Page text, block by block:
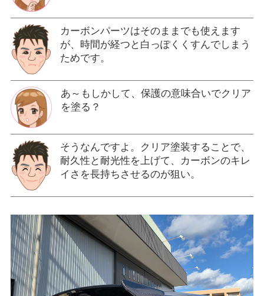
カーボンパーツはそのままでも使えます
が、時間が経つと白っぽくくすんでしまう
ためです。
あ～もしかして、保護の意味合いでクリア
を塗る？
そうなんですよ。クリア塗装することで、
耐久性と耐光性を上げて、カーボンのキレ
イさを長持ちさせるのが狙い。